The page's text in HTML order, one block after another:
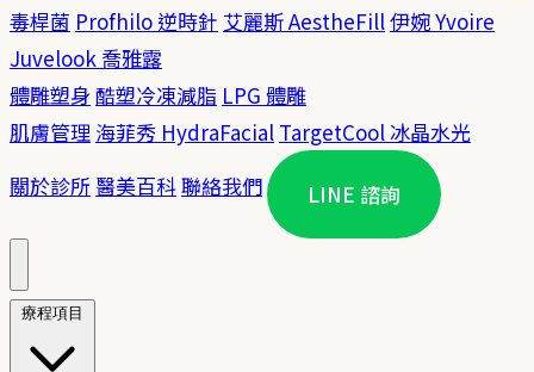
毒桿菌 Profhilo 逆時針 艾麗斯 AestheFill伊婉 Yvoire
Juvelook 喬雅露
體雕塑身 酷塑冷凍減脂 LPG 體雕
肌膚管理 海菲秀 HydraFacial TargetCool 冰晶水光
關於診所醫美百科聯絡我們 LINE 諮詢